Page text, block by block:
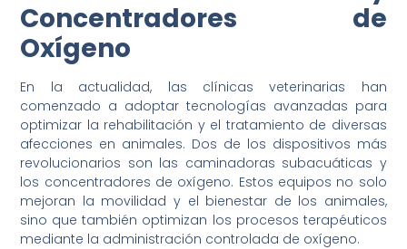
Concentradores de
Oxígeno
En la actualidad, las clínicas veterinarias han
comenzado a adoptar tecnologías avanzadas para
optimizar la rehabilitación y el tratamiento de diversas
afecciones en animales. Dos de los dispositivos más
revolucionarios son las caminadoras subacuáticas y
los concentradores de oxígeno. Estos equipos no solo
mejoran la movilidad y el bienestar de los animales,
sino que también optimizan los procesos terapéuticos
mediante la administración controlada de oxígeno.